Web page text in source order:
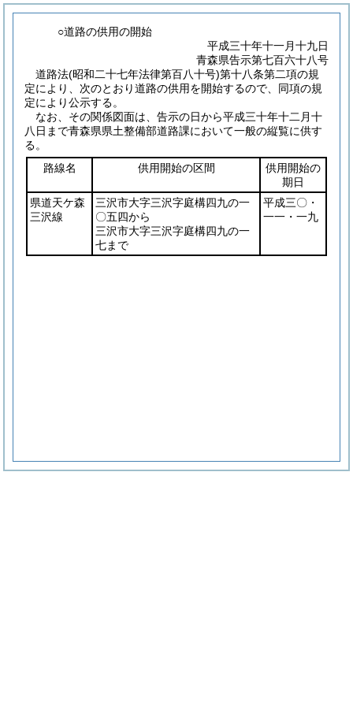
○道路の供用の開始
平成三十年十一月十九日
青森県告示第七百六十八号
道路法(昭和二十七年法律第百八十号)第十八条第二項の規
定により、次のとおり道路の供用を開始するので、同項の規
定により公示する。
なお、その関係図面は、告示の日から平成三十年十二月十
八日まで青森県県土整備部道路課において一般の縦覧に供す
る。
路線名
供用開始の区間
供用開始の
期日
県道天ケ森
三沢線
三沢市大字三沢字庭構四九の一
〇五四から
三沢市大字三沢字庭構四九の一
七まで
平成三〇・
一一・一九